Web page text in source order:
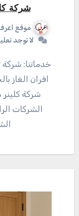
شركة
موقع
لا توجد
خدماتنا: شركة تنظيف منازل بالرياض شركة صيانة
افران
شركة
الشركات